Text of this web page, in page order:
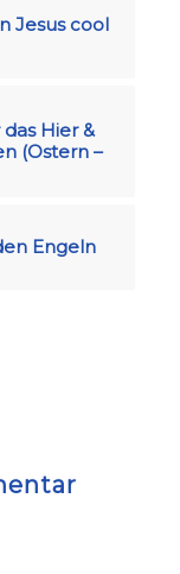
Jesus cool
Hier &
(Ostern –
Engeln